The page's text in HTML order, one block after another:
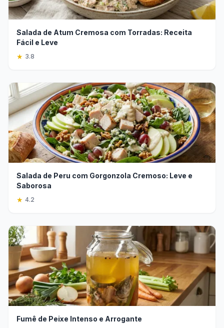
Salada de Atum Cremosa com Torradas: Receita
Fácil e Leve
★ 3.8
Salada de Peru com Gorgonzola Cremoso: Leve e
Saborosa
★ 4.2
Fumê de Peixe Intenso e Arrogante